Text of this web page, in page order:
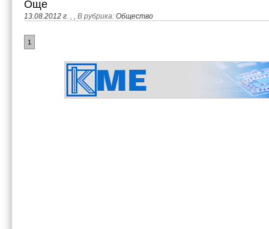
13.08.2012 г. , , В рубрика: Общество
Още
1